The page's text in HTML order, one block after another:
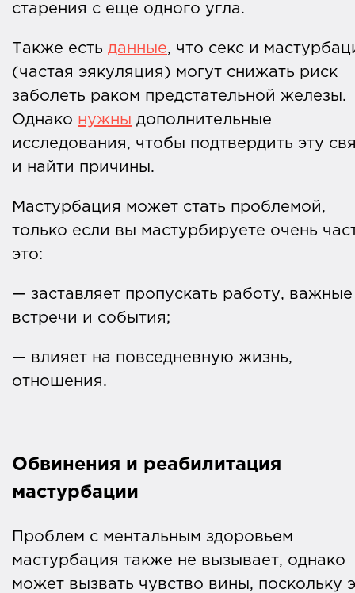
старения с еще одного угла.
Также есть данные, что секс и
(частая эякуляция) могут снижать риск
заболеть раком предстательной железы.
Однако нужны дополнительные
исследования, чтобы подтвердить эту
и найти причины.
Мастурбация может стать проблемой,
только если вы мастурбируете очень
это:
— заставляет пропускать работу, важные
встречи и события;
— влияет на повседневную жизнь,
отношения.
Обвинения и реабилитация
мастурбации
Проблем с ментальным здоровьем
мастурбация также не вызывает, однако
может вызвать чувство вины, поскольку